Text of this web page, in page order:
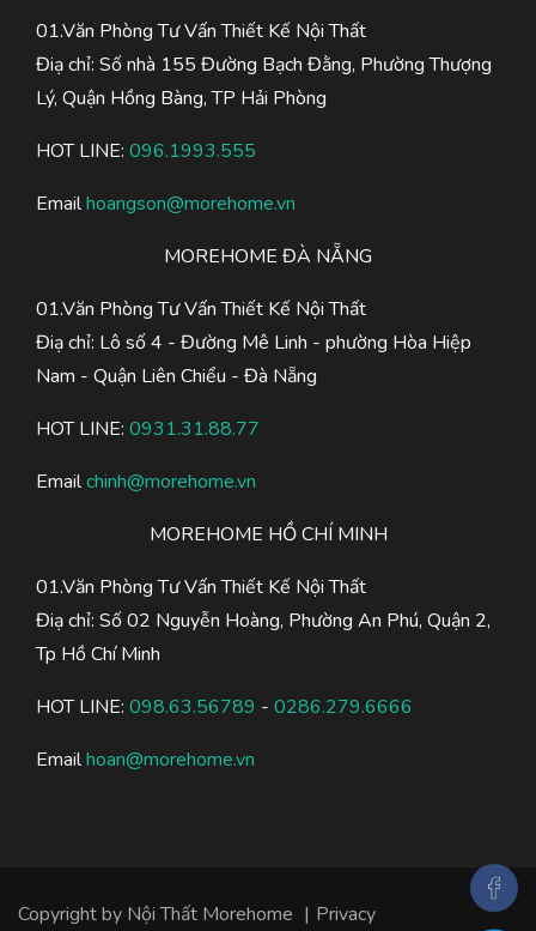
01.Văn Phòng Tư Vấn Thiết Kế Nội Thất
Điạ chỉ: Số nhà 155 Đường Bạch Đằng, Phường Thượng
Lý, Quận Hồng Bàng, TP Hải Phòng
HOT LINE: 096.1993.555
Emailhoangson@morehome.vn
MOREHOME ĐÀ NẴNG
01.Văn Phòng Tư Vấn Thiết Kế Nội Thất
Điạ chỉ: Lô số 4 - Đường Mê Linh - phường Hòa Hiệp
Nam - Quận Liên Chiểu - Đà Nẵng
HOT LINE: 0931.31.88.77
Emailchinh@morehome.vn
MOREHOME HỒ CHÍ MINH
01.Văn Phòng Tư Vấn Thiết Kế Nội Thất
Điạ chỉ: Số 02 Nguyễn Hoàng, Phường An Phú, Quận 2,
Tp Hồ Chí Minh
HOT LINE: 098.63.56789 - 0286.279.6666
Emailhoan@morehome.vn
Copyright by Nội Thất Morehome | Privacy